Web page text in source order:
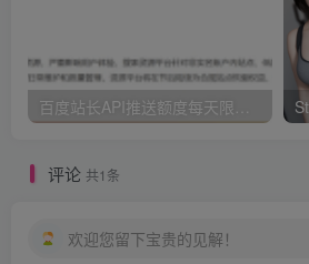
评论 共1条
欢迎您留下宝贵的见解！